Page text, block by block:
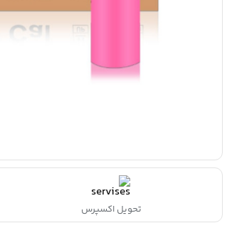
تحویل اکسپرس